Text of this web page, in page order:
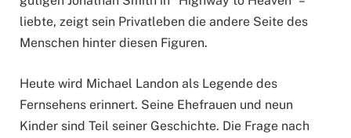
liebte, zeigt sein Privatleben die andere Seite des
Menschen hinter diesen Figuren.
Heute wird Michael Landon als Legende des
Fernsehens erinnert. Seine Ehefrauen und neun
Kinder sind Teil seiner Geschichte. Die Frage nach